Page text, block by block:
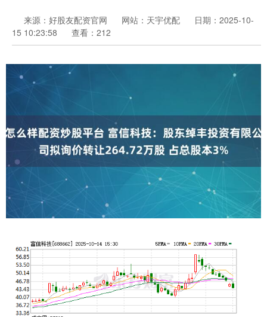
来源：好股友配资官网 网站：天宇优配
日期：2025-10-
15 10:23:58
查看：212